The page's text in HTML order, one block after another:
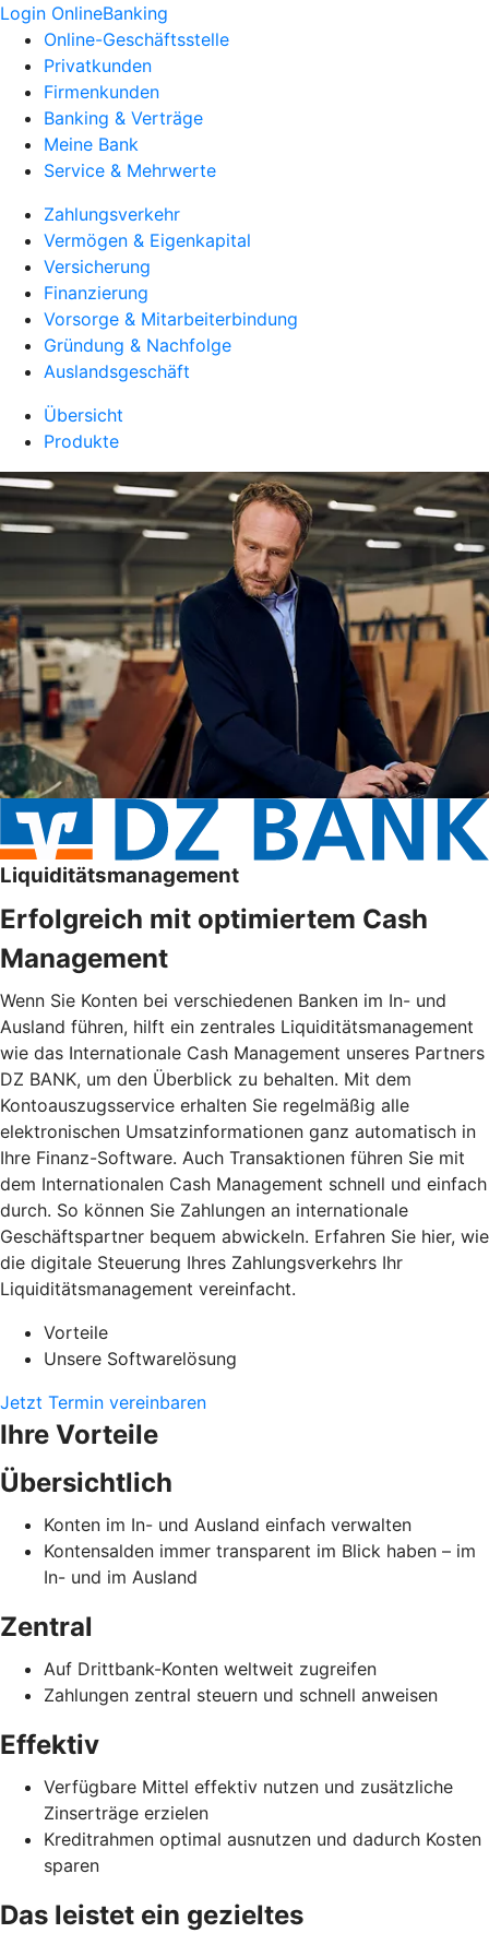
Login OnlineBanking
Online-Geschäftsstelle
Privatkunden
Firmenkunden
Banking & Verträge
Meine Bank
Service & Mehrwerte
Zahlungsverkehr
Vermögen & Eigenkapital
Versicherung
Finanzierung
Vorsorge & Mitarbeiterbindung
Gründung & Nachfolge
Auslandsgeschäft
Übersicht
Produkte
Liquiditätsmanagement
Erfolgreich mit optimiertem Cash
Management
Wenn Sie Konten bei verschiedenen Banken im In- und
Ausland führen, hilft ein zentrales Liquiditätsmanagement
wie das Internationale Cash Management unseres Partners
DZ BANK, um den Überblick zu behalten. Mit dem
Kontoauszugsservice erhalten Sie regelmäßig alle
elektronischen Umsatzinformationen ganz automatisch in
Ihre Finanz-Software. Auch Transaktionen führen Sie mit
dem Internationalen Cash Management schnell und einfach
durch. So können Sie Zahlungen an internationale
Geschäftspartner bequem abwickeln. Erfahren Sie hier, wie
die digitale Steuerung Ihres Zahlungsverkehrs Ihr
Liquiditätsmanagement vereinfacht.
Vorteile
Unsere Softwarelösung
Jetzt Termin vereinbaren
Ihre Vorteile
Übersichtlich
Konten im In- und Ausland einfach verwalten
Kontensalden immer transparent im Blick haben – im
In- und im Ausland
Zentral
Auf Drittbank-Konten weltweit zugreifen
Zahlungen zentral steuern und schnell anweisen
Effektiv
Verfügbare Mittel effektiv nutzen und zusätzliche
Zinserträge erzielen
Kreditrahmen optimal ausnutzen und dadurch Kosten
sparen
Das leistet ein gezieltes